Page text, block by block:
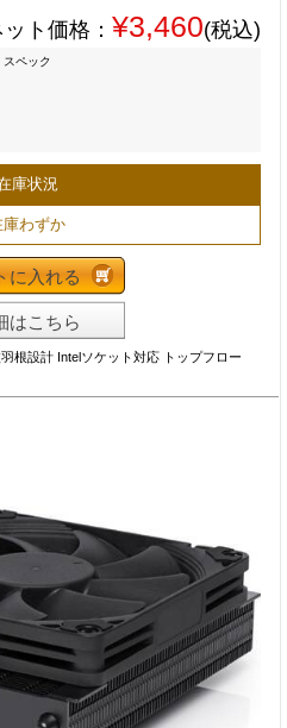
ット価格： ¥3,460(税込)
スペック
庫状況
庫わずか
に入れる
はこちら
根設計 Intelソケット対応 トップフロー